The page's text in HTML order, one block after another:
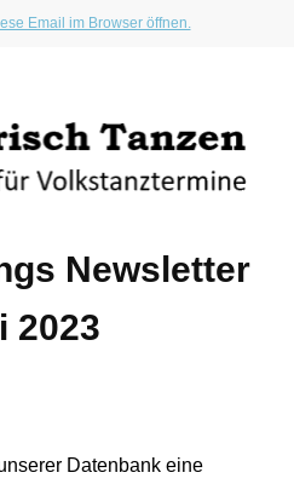
Email im Browser öffnen.
Newsletter
2023
Datenbank eine